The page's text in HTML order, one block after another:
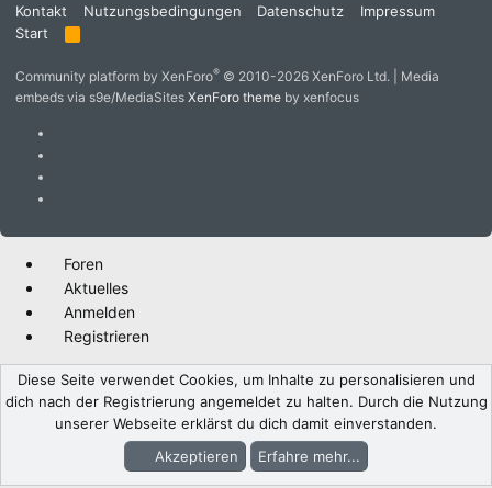
Kontakt Nutzungsbedingungen Datenschutz
Impressum
Start
R
S
Community platform by XenForo® © 2010-2026 XenForo Ltd.
Media
embeds via s9e/MediaSites XenForo theme by xenfocus
Foren
Aktuelles
Anmelden
Registrieren
Diese Seite verwendet Cookies, um Inhalte zu personalisieren und
dich nach der Registrierung angemeldet zu halten. Durch die Nutzung
unserer Webseite erklärst du dich damit einverstanden.
Akzeptieren
Erfahre mehr...